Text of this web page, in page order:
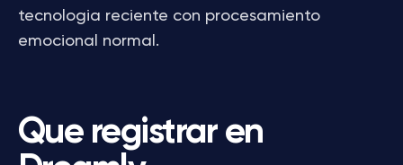
tecnologia reciente con procesamiento
emocional normal.
Que registrar en